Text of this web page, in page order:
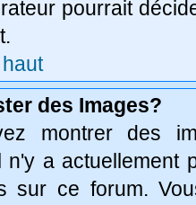
pourrait
des Images?
montrer des
n'y a actuellement
sur ce forum.